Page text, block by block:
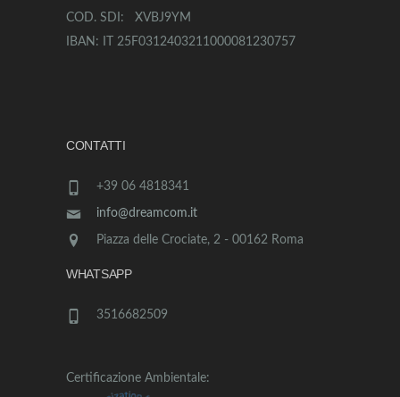
COD. SDI: XVBJ9YM
IBAN: IT 25F0312403211000081230757
CONTATTI
+39 06 4818341
info@dreamcom.it
Piazza delle Crociate, 2 - 00162 Roma
WHATSAPP
3516682509
Certificazione Ambientale: